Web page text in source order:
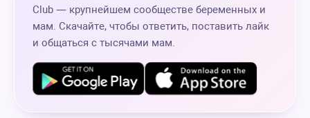
Club — крупнейшем сообществе беременных и
мам. Скачайте, чтобы ответить, поставить лайк
и общаться с тысячами мам.